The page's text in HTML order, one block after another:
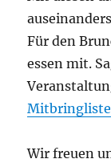
Für den
essen mit.
Mitbringliste
Wir freuen